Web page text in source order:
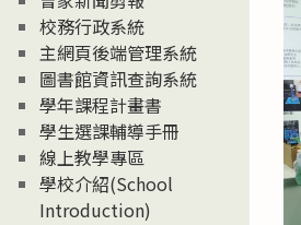
校務行政系統
主網頁後端管理系統
圖書館資訊查詢系統
學年課程計畫書
學生選課輔導手冊
線上教學專區
學校介紹(School
Introduction)